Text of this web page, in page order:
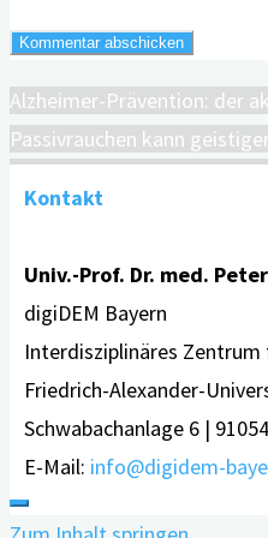
Alzheimer-Prävention: der
Passivrauchen kann
Kontakt
Univ.-Prof. Dr. med.
digiDEM Bayern
Interdisziplinäres
Friedrich-Alexander-
Schwabachanlage 6 |
E-Mail: info@digidem-